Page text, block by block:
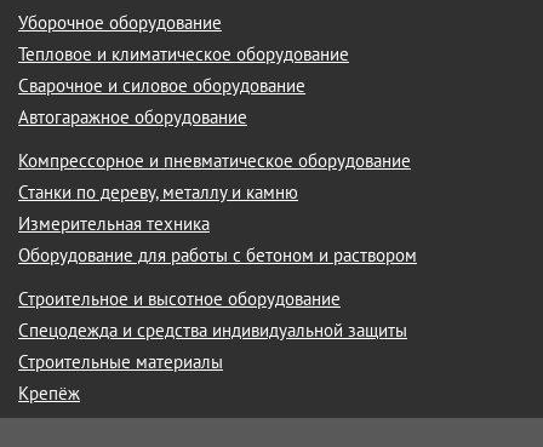
Уборочное оборудование
Тепловое и климатическое оборудование
Сварочное и силовое оборудование
Автогаражное оборудование
Компрессорное и пневматическое оборудование
Станки по дереву, металлу и камню
Измерительная техника
Оборудование для работы с бетоном и раствором
Строительное и высотное оборудование
Спецодежда и средства индивидуальной защиты
Строительные материалы
Крепёж